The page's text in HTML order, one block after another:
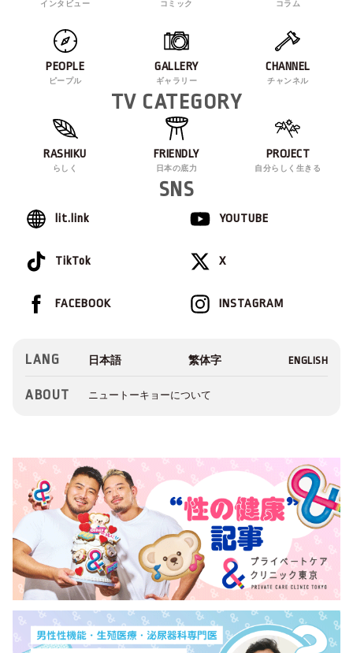
インタビュー コミック コラム
PEOPLE
ピープル
GALLERY
ギャラリー
CHANNEL
チャンネル
TV CATEGORY
RASHIKU
らしく
FRIENDLY
日本の底力
PROJECT
自分らしく生きる
SNS
lit.link YOUTUBE
TikTok X
INSTAGRAM
FACEBOOK
LANG
ABOUT ニュートーキョーについて